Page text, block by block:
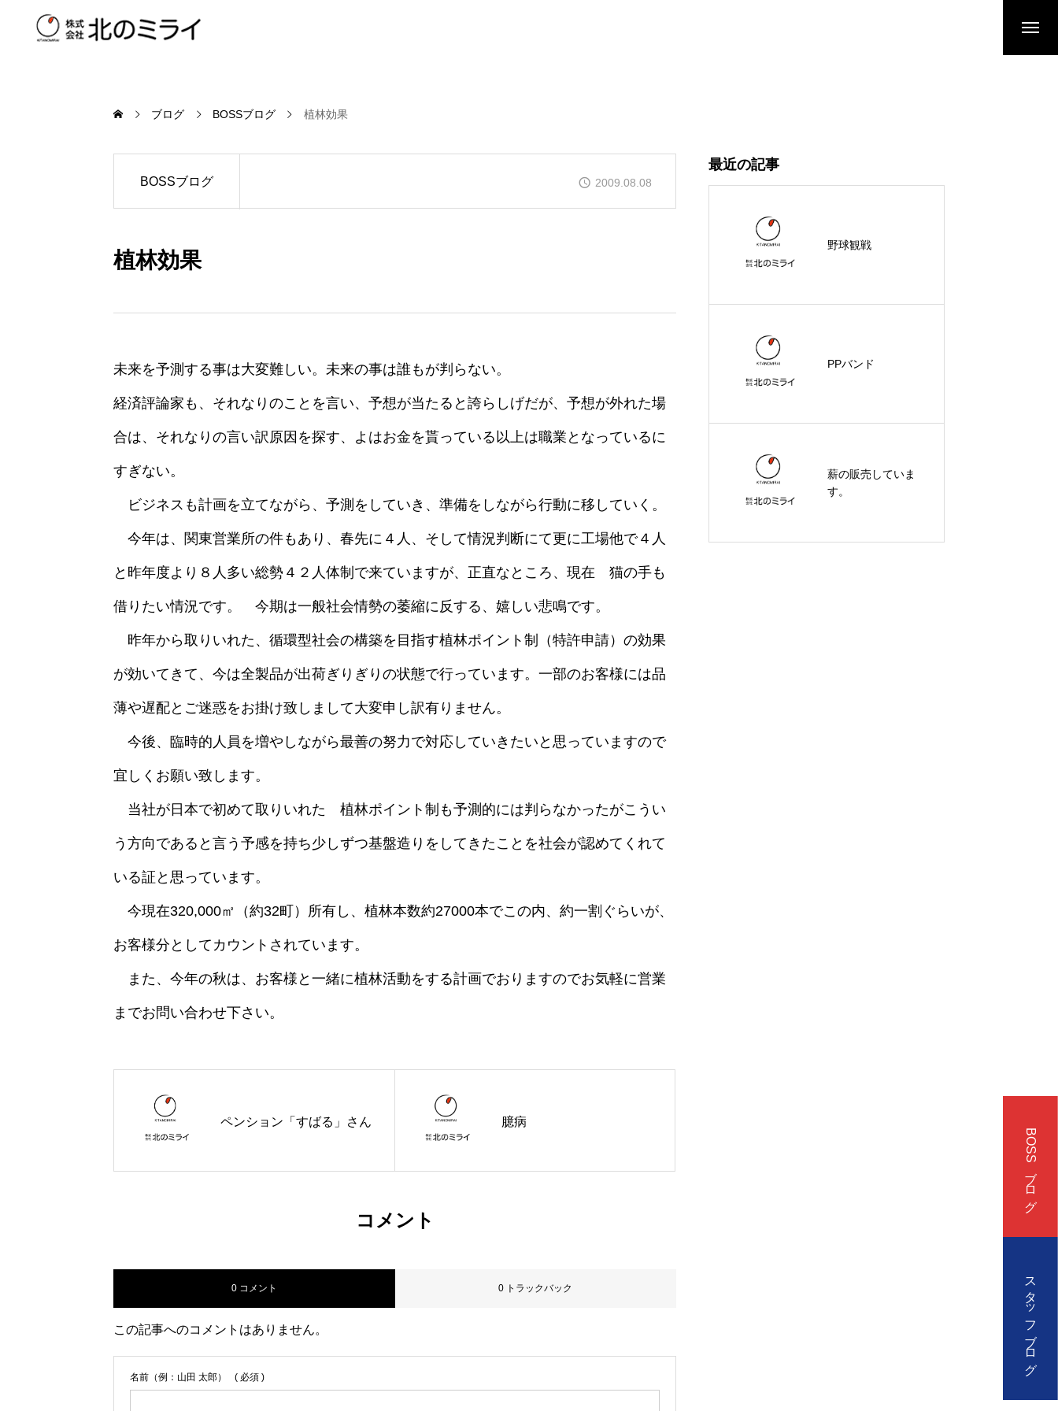
お問い合わせ
BOSSブログ
スタッフブログ
ブログ BOSSブログ 植林効果
BOSSブログ 2009.08.08
植林効果
未来を予測する事は大変難しい。未来の事は誰もが判らない。
経済評論家も、それなりのことを言い、予想が当たると誇らしげだが、予想が外れた場
合は、それなりの言い訳原因を探す、よはお金を貰っている以上は職業となっているに
すぎない。
ビジネスも計画を立てながら、予測をしていき、準備をしながら行動に移していく。
今年は、関東営業所の件もあり、春先に４人、そして情況判断にて更に工場他で４人
と昨年度より８人多い総勢４２人体制で来ていますが、正直なところ、現在 猫の手も
借りたい情況です。 今期は一般社会情勢の萎縮に反する、嬉しい悲鳴です。
昨年から取りいれた、循環型社会の構築を目指す植林ポイント制（特許申請）の効果
が効いてきて、今は全製品が出荷ぎりぎりの状態で行っています。一部のお客様には品
薄や遅配とご迷惑をお掛け致しまして大変申し訳有りません。
今後、臨時的人員を増やしながら最善の努力で対応していきたいと思っていますので
宜しくお願い致します。
当社が日本で初めて取りいれた 植林ポイント制も予測的には判らなかったがこうい
う方向であると言う予感を持ち少しずつ基盤造りをしてきたことを社会が認めてくれて
いる証と思っています。
今現在320,000㎡（約32町）所有し、植林本数約27000本でこの内、約一割ぐらいが、
お客様分としてカウントされています。
また、今年の秋は、お客様と一緒に植林活動をする計画でおりますのでお気軽に営業
までお問い合わせ下さい。
ペンション「すばる」さん 臆病
コメント
0 コメント 0 トラックバック
この記事へのコメントはありません。
名前（例：山田 太郎） ( 必須 )
最近の記事
野球観戦
PPバンド
薪の販売していま
す。